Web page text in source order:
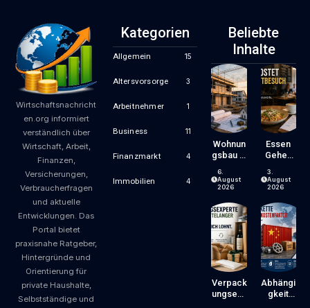
Wirtschaftsnachricht
en.org informiert
verständlich über
Wirtschaft, Arbeit,
Finanzen,
Versicherungen,
Verbraucherfragen
und aktuelle
Entwicklungen. Das
Portal bietet
praxisnahe Ratgeber,
Hintergründe und
Orientierung für
private Haushalte,
Selbstständige und
Kategorien
Allgemein 15
Altersvorsorge 3
Arbeitnehmer 1
Business 11
Finanzmarkt 4
Immobilien 4
Beliebte
Inhalte
Wohnun
Gsbau In
Krise:
Worauf
En Und
Käufer
Bei
Kosten,
Finanzie
Rung
Zeitplan
Achten
6.
August
2026
Essen
Gehen
Zum
Luxus?
Gastron
Omiepre
Ise
Entsteh
En Und
Worauf
Gäste
Achten
Können
3.
August
2026
Verpack
Ungsexp
Abhängi
Gkeit